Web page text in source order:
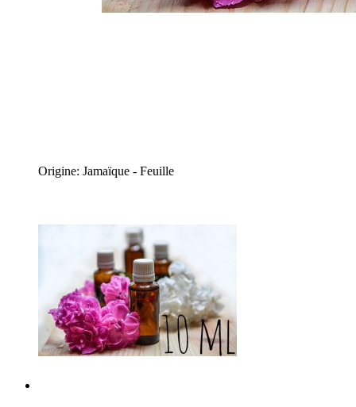
Origine: Jamaïque - Feuille